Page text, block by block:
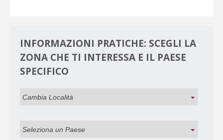
INFORMAZIONI PRATICHE: SCEGLI LA
ZONA CHE TI INTERESSA E IL PAESE
SPECIFICO